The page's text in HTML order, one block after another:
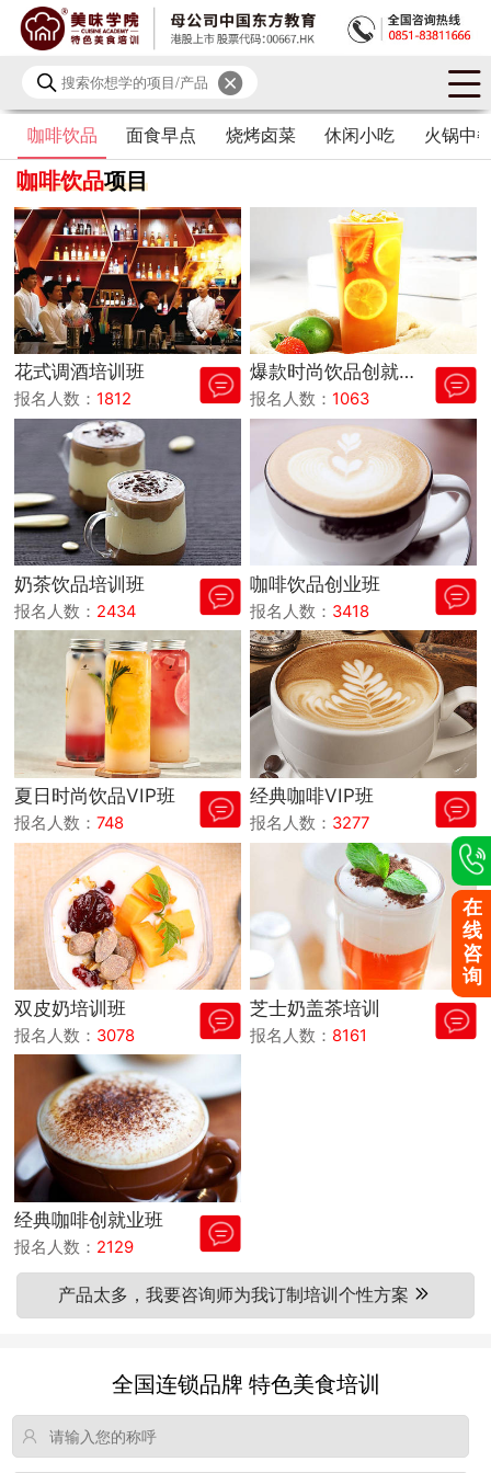
咖啡饮品 面食早点 烧烤卤菜 休闲小吃 火锅中
咖啡饮品项目
花式调酒培训班
报名人数：1812
爆款时尚饮品创就业
班
报名人数：1063
奶茶饮品培训班
报名人数： 2434
咖啡饮品创业班
报名人数： 3418
夏日时尚饮品VIP班
报名人数：748
经典咖啡VIP班
报名人数： 3277
双皮奶培训班
报名人数： 3078
芝士奶盖茶培训
报名人数： 8161
经典咖啡创就业班
报名人数： 2129
产品太多，我要咨询师为我订制培训个性方案
全国连锁品牌 特色美食培训
在
线
咨
询